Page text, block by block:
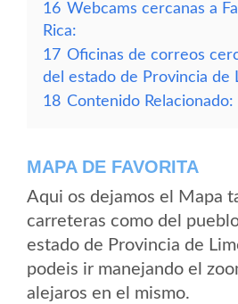
16 Webcams cercanas a
Rica:
17 Oficinas de correos
del estado de Provincia de
18 Contenido Relacionado:
MAPA DE FAVORITA
Aqui os dejamos el Mapa
carreteras como del
estado de Provincia de
podeis ir manejando el
alejaros en el mismo.